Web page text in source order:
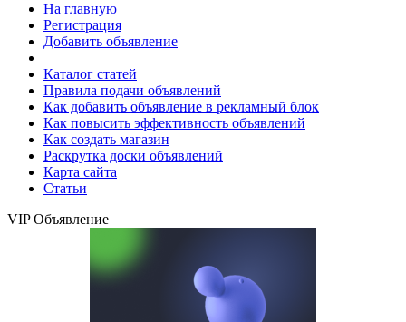
На главную
Регистрация
Добавить объявление
Каталог статей
Правила подачи объявлений
Как добавить объявление в рекламный блок
Как повысить эффективность объявлений
Как создать магазин
Раскрутка доски объявлений
Карта сайта
Статьи
VIP Объявление